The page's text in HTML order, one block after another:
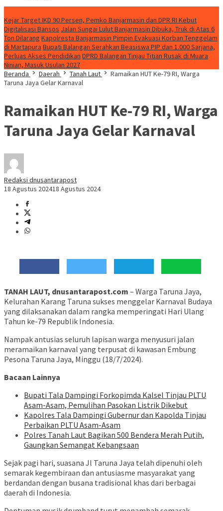
Kejar Target IKD 90 Persen, Pemko Banjarmasin dan DPR RI Kebut
Digitalisasi Bansos Jalan Sungai Lulut Banjarmasin Dibuka, Truk di Atas 6
Ton Dilarang Kapolresta Banjarmasin Pimpin Evakuasi Korban Tenggelam
di Martapura Bupati Balangan Serahkan Beasiswa PIP dan 1.000 Sarjana,
Perluas Akses Pendidikan DPRD Balangan Tinjau Titian Rusak di Muara
Ninian, Masuk Usulan 2027
Beranda
Daerah Tanah Laut
Ramaikan HUT Ke-79 RI, Warga
Taruna Jaya Gelar Karnaval
Ramaikan HUT Ke-79 RI, Warga
Taruna Jaya Gelar Karnaval
Redaksi dnusantarapost
18 Agustus 202418 Agustus 2024
TANAH LAUT, dnusantarapost.com – Warga Taruna Jaya,
Kelurahan Karang Taruna sukses menggelar Karnaval Budaya
yang dilaksanakan dalam rangka memperingati Hari Ulang
Tahun ke-79 Republik Indonesia.
Nampak antusias seluruh lapisan warga menyusuri jalan
meramaikan karnaval yang terpusat di kawasan Embung
Pesona Taruna Jaya, Minggu (18/7/2024).
Bacaan Lainnya
Bupati Tala Dampingi Forkopimda Kalsel Tinjau PLTU
Asam-Asam, Pemulihan Pasokan Listrik Dikebut
Kapolres Tala Dampingi Gubernur dan Kapolda Tinjau
Perbaikan PLTU Asam-Asam
Polres Tanah Laut Bagikan 500 Bendera Merah Putih,
Gaungkan Semangat Kebangsaan
Sejak pagi hari, suasana Jl Taruna Jaya telah dipenuhi oleh
semarak kegembiraan dan antusiasme masyarakat yang
berdandan dengan busana tradisional khas dari berbagai
daerah di Indonesia.